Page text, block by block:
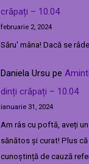
crăpați – 10.04
februarie 2, 2024
Săru' mâna! Dacă se
Daniela Ursu pe
dinți crăpați – 10.04
ianuarie 31, 2024
Am râs cu poftă, aveți
sănătos și curat! Plus că
cunoștință de cauză